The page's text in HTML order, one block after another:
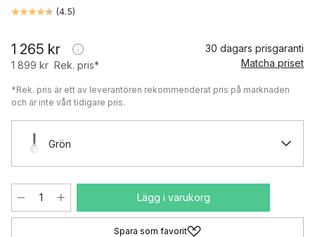
(4.5)
1 265 kr
1 899 kr Rek. pris*
30 dagars prisgaranti
Matcha priset
*Rek. pris är ett av leverantören rekommenderat pris på marknaden
och är inte vårt tidigare pris.
Grön
Lägg i varukorg
Spara som favorit